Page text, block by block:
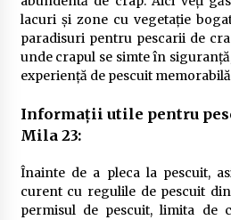
lacuri și zone cu vegetație
paradisuri pentru pescarii de
unde crapul se simte în
experiență de pescuit
Informații utile pentru
Mila 23:
Înainte de a pleca la pescuit,
curent cu regulile de pescuit
permisul de pescuit, limita de